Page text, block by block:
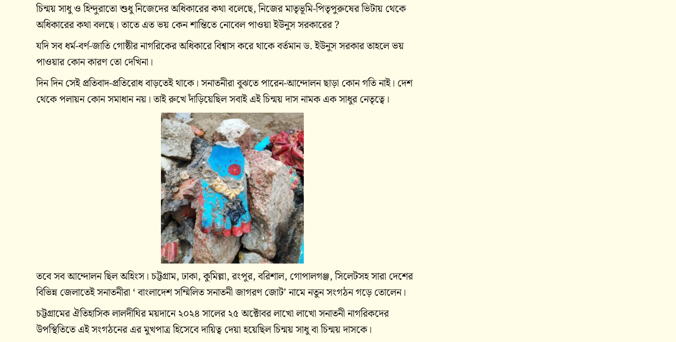
চিন্ময় সাধু ও হিন্দুরাতো শুধু নিজেদের অধিকারের কথা বলেছে, নিজের মাতৃভূমি-পিতৃপুরুষের ভিটায় থেকে
অধিকারের কথা বলছে। তাতে এত ভয় কেন শান্তিতে নোবেল পাওয়া ইউনুস সরকারের ?
যদি সব ধর্ম-বর্ণ-জাতি গোষ্ঠীর নাগরিকের অধিকারে বিশ্বাস করে থাকে বর্তমান ড. ইউনুস সরকার তাহলে ভয়
পাওয়ার কোন কারণ তো দেখিনা।
দিন দিন সেই প্রতিবাদ-প্রতিরোধ বাড়তেই থাকে। সনাতনীরা বুঝতে পারেন-আন্দোলন ছাড়া কোন গতি নাই। দেশ
থেকে পলায়ন কোন সমাধান নয়। তাই রুখে দাঁড়িয়েছিল সবাই এই চিন্ময় দাস নামক এক সাধুর নেতৃত্বে।
তবে সব আন্দোলন ছিল অহিংস। চট্টগ্রাম, ঢাকা, কুমিল্লা, রংপুর, বরিশাল, গোপালগঞ্জ, সিলেটসহ সারা দেশের
বিভিন্ন জেলাতেই সনাতনীরা ‘ বাংলাদেশ সম্মিলিত সনাতনী জাগরণ জোট’ নামে নতুন সংগঠন গড়ে তোলেন।
চট্টগ্রামের ঐতিহাসিক লালদীঘির ময়দানে ২০২৪ সালের ২৫ অক্টোবর লাখো লাখো সনাতনী নাগরিকদের
উপস্থিতিতে এই সংগঠনের এর মুখপাত্র হিসেবে দায়িত্ব দেয়া হয়েছিল চিন্ময় সাধু বা চিন্ময় দাসকে।